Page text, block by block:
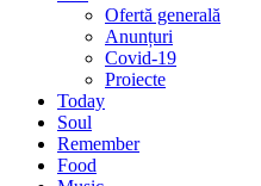
Ofertă generală
Anunțuri
Covid-19
Proiecte
Today
Soul
Remember
Food